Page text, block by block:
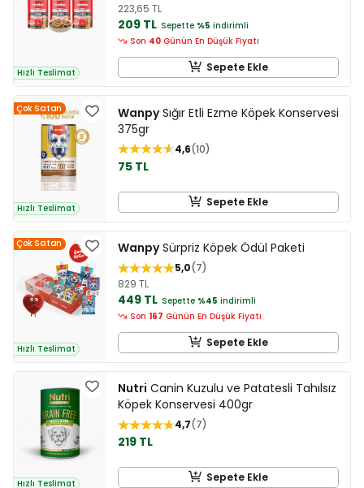
Hızlı Teslimat
223,65 TL
209 TL Sepette %5 indirimli
Son 40 Günün En Düşük Fiyatı
Sepete Ekle
Çok Satan
Hızlı Teslimat
WanpySığır Etli Ezme Köpek Konservesi
375gr
4,6 10
75 TL
Sepete Ekle
Çok Satan
Hızlı Teslimat
WanpySürpriz Köpek Ödül Paketi
5,0 7
829 TL
449 TL Sepette %45 indirimli
Son 167 Günün En Düşük Fiyatı
Sepete Ekle
Hızlı Teslimat
Nutri Canin Kuzulu ve Patatesli Tahılsız
Köpek Konservesi 400gr
4,7 7
219 TL
Sepete Ekle